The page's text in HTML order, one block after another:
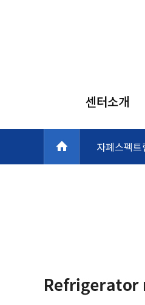
센터소개
자폐스펙트